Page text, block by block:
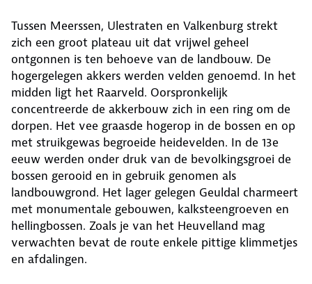
Tussen Meerssen, Ulestraten en Valkenburg strekt
zich een groot plateau uit dat vrijwel geheel
ontgonnen is ten behoeve van de landbouw. De
hogergelegen akkers werden velden genoemd. In het
midden ligt het Raarveld. Oorspronkelijk
concentreerde de akkerbouw zich in een ring om de
dorpen. Het vee graasde hogerop in de bossen en op
met struikgewas begroeide heide­velden. In de 13e
eeuw werden onder druk van de bevolkingsgroei de
bossen gerooid en in gebruik genomen als
landbouwgrond. Het lager gelegen Geuldal charmeert
met monumentale gebouwen, kalksteengroeven en
hellingbossen. Zoals je van het Heuvelland mag
verwachten bevat de route enkele pittige klimmetjes
en afdalingen.